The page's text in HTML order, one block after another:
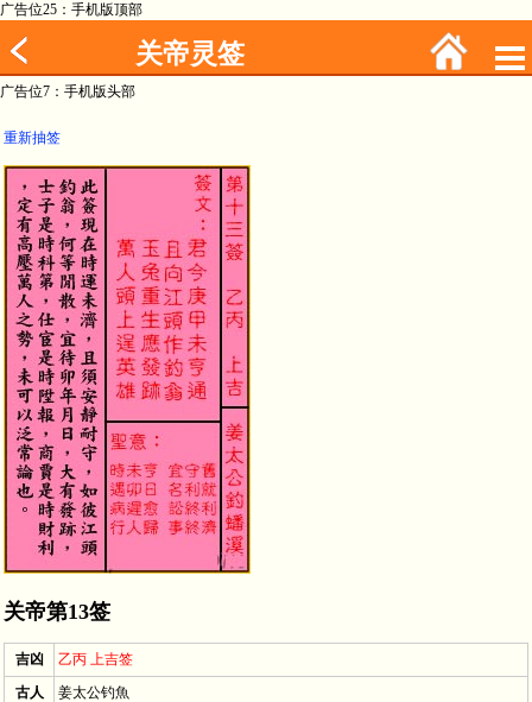
广告位25：手机版顶部
关帝灵签
广告位7：手机版头部
重新抽签
关帝第13签
吉凶
乙丙 上吉签
古人
姜太公钓魚